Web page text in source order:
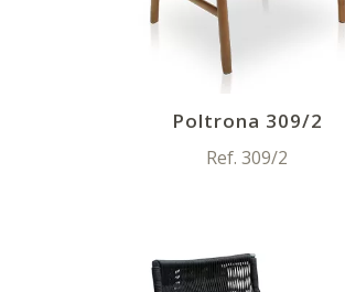
Poltrona 309/2
Ref. 309/2